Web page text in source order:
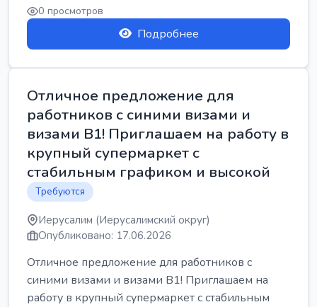
0 просмотров
Подробнее
Отличное предложение для
работников с синими визами и
визами B1! Приглашаем на работу в
крупный супермаркет с
стабильным графиком и высокой
Требуются
Иерусалим (Иерусалимский округ)
Опубликовано: 17.06.2026
Отличное предложение для работников с
синими визами и визами B1! Приглашаем на
работу в крупный супермаркет с стабильным